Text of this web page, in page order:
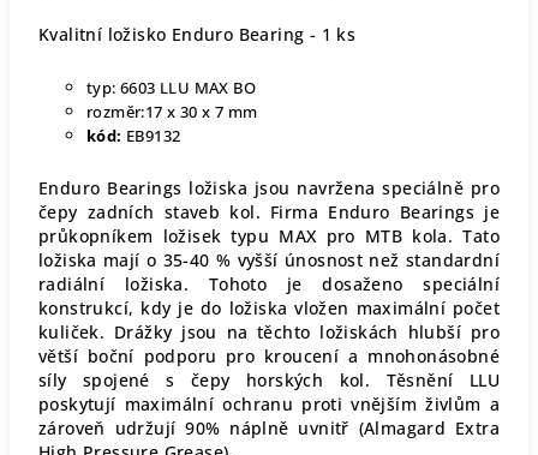
Kvalitní ložisko Enduro Bearing - 1 ks
typ: 6603 LLU MAX BO
rozměr:17 x 30 x 7 mm
kód: EB9132
Enduro Bearings ložiska jsou navržena speciálně pro
čepy zadních staveb kol. Firma Enduro Bearings je
průkopníkem ložisek typu MAX pro MTB kola. Tato
ložiska mají o 35-40 % vyšší únosnost než standardní
radiální ložiska. Tohoto je dosaženo speciální
konstrukcí, kdy je do ložiska vložen maximální počet
kuliček. Drážky jsou na těchto ložiskách hlubší pro
větší boční podporu pro kroucení a mnohonásobné
síly spojené s čepy horských kol. Těsnění LLU
poskytují maximální ochranu proti vnějším živlům a
zároveň udržují 90% náplně uvnitř (Almagard Extra